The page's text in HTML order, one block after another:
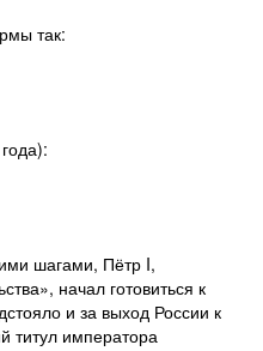
так:
шагами, Пётр I,
начал готовиться к
и за выход России к
титул императора